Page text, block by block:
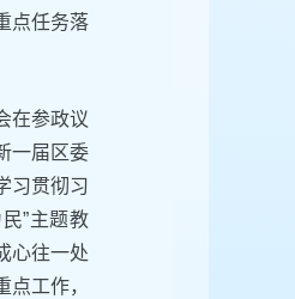
点任务落
在参政议
一届区委
习贯彻习
”主题教
心往一处
工作，